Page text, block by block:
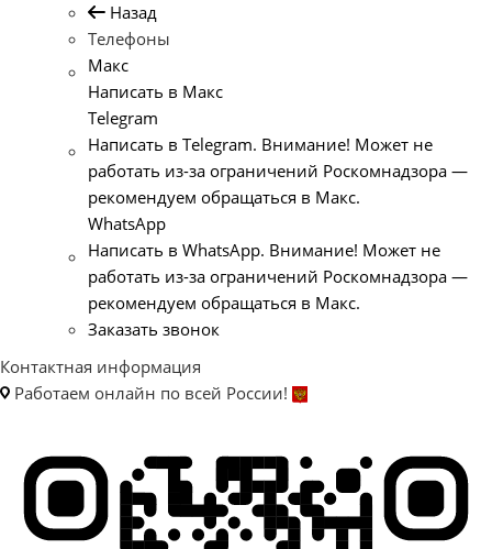
Назад
Телефоны
Макс
Написать в Макс
Telegram
Написать в Telegram. Внимание! Может не
работать из-за ограничений Роскомнадзора —
рекомендуем обращаться в Макс.
WhatsApp
Написать в WhatsApp. Внимание! Может не
работать из-за ограничений Роскомнадзора —
рекомендуем обращаться в Макс.
Заказать звонок
Контактная информация
Работаем онлайн по всей России!